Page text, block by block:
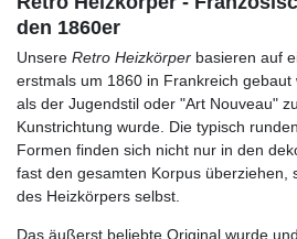
den 1860er
Unsere Retro Heizkörper basieren auf
erstmals um 1860 in Frankreich gebaut
als der Jugendstil oder "Art Nouveau"
Kunstrichtung wurde. Die typisch
Formen finden sich nicht nur in den
fast den gesamten Korpus überziehen,
des Heizkörpers selbst.
Das äußerst beliebte Original wurde